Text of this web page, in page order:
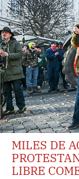
MILES DE
LIBRE